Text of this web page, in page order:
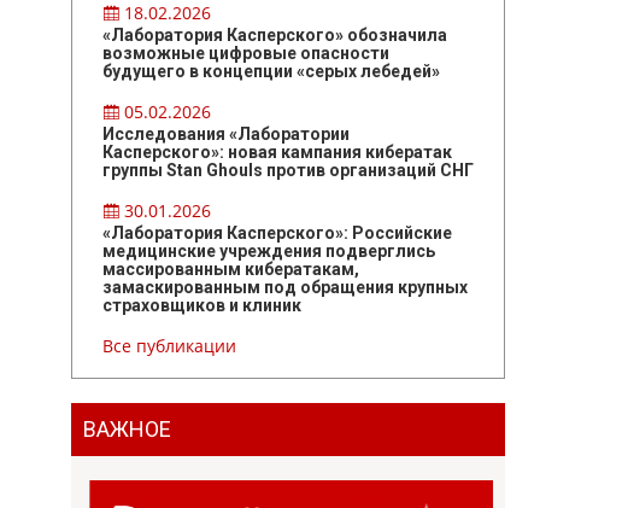
18.02.2026
«Лаборатория Касперского» обозначила
возможные цифровые опасности
будущего в концепции «серых лебедей»
05.02.2026
Исследования «Лаборатории
Касперского»: новая кампания кибератак
группы Stan Ghouls против организаций СНГ
30.01.2026
«Лаборатория Касперского»: Российские
медицинские учреждения подверглись
массированным кибератакам,
замаскированным под обращения крупных
страховщиков и клиник
Все публикации
ВАЖНОЕ